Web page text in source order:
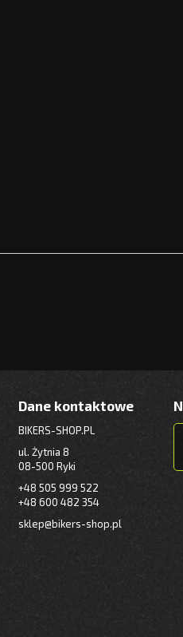
Dane kontaktowe
BIKERS-SHOP.PL
ul. Żytnia 8
08-500 Ryki
+48 505 999 522
+48 600 482 354
sklep@bikers-shop.pl